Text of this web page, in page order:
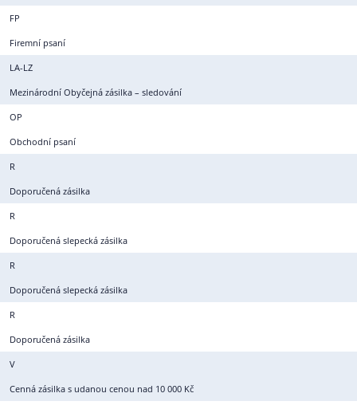
FP
Firemní psaní
LA-LZ
Mezinárodní Obyčejná zásilka – sledování
OP
Obchodní psaní
R
Doporučená zásilka
R
Doporučená slepecká zásilka
R
Doporučená slepecká zásilka
R
Doporučená zásilka
V
Cenná zásilka s udanou cenou nad 10 000 Kč